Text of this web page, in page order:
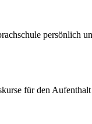
persönlich
für den